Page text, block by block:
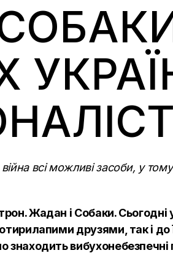
всі можливі засоби, у тому
Жадан і Собаки. Сьогодні
друзями, так і
знаходить